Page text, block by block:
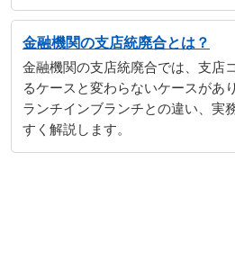
金融機関の支店統廃合とは？
金融機関の支店統廃合では、支店
るケースと変わらないケースがあ
ランチインブランチとの違い、実
すく解説します。